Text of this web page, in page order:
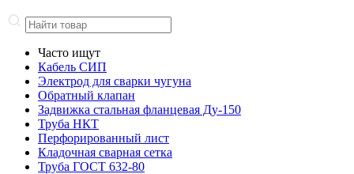
Часто ищут
Кабель СИП
Электрод для сварки чугуна
Обратный клапан
Задвижка стальная фланцевая Ду-150
Труба НКТ
Перфорированный лист
Кладочная сварная сетка
Труба ГОСТ 632-80